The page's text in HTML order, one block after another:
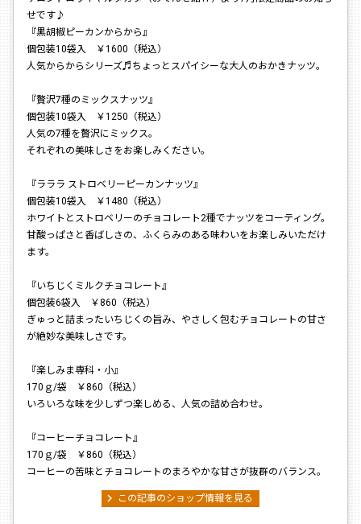
せです♪
『黒胡椒ピーカンからから』
個包装10袋入 ￥1600（税込）
人気からからシリーズ♬ちょっとスパイシーな大人のおかきナッツ。
『贅沢7種のミックスナッツ』
個包装10袋入 ￥1250（税込）
人気の7種を贅沢にミックス。
それぞれの美味しさをお楽しみください。
『ラララ ストロベリーピーカンナッツ』
個包装10袋入 ￥1480（税込）
ホワイトとストロベリーのチョコレート2種でナッツをコーティング。
甘酸っぱさと香ばしさの、ふくらみのある味わいをお楽しみいただけ
ます。
『いちじくミルクチョコレート』
個包装6袋入 ￥860（税込）
ぎゅっと詰まったいちじくの旨み、やさしく包むチョコレートの甘さ
が絶妙な美味しさです。
『楽しみま専科・小』
170ｇ/袋 ￥860（税込）
いろいろな味を少しずつ楽しめる、人気の詰め合わせ。
『コーヒーチョコレート』
170ｇ/袋 ￥860（税込）
コーヒーの苦味とチョコレートのまろやかな甘さが抜群のバランス。
chevron_right この記事のショップ情報を見る